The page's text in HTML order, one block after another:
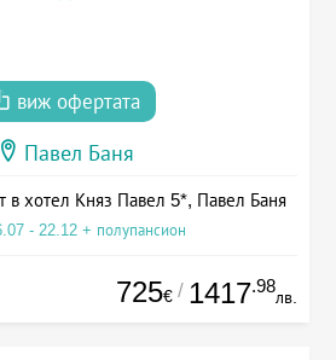
виж офертата
Павел Баня
в хотел Княз Павел 5*, Павел Баня
- 22.12 + полупансион
725€ / 1417.98
лв.